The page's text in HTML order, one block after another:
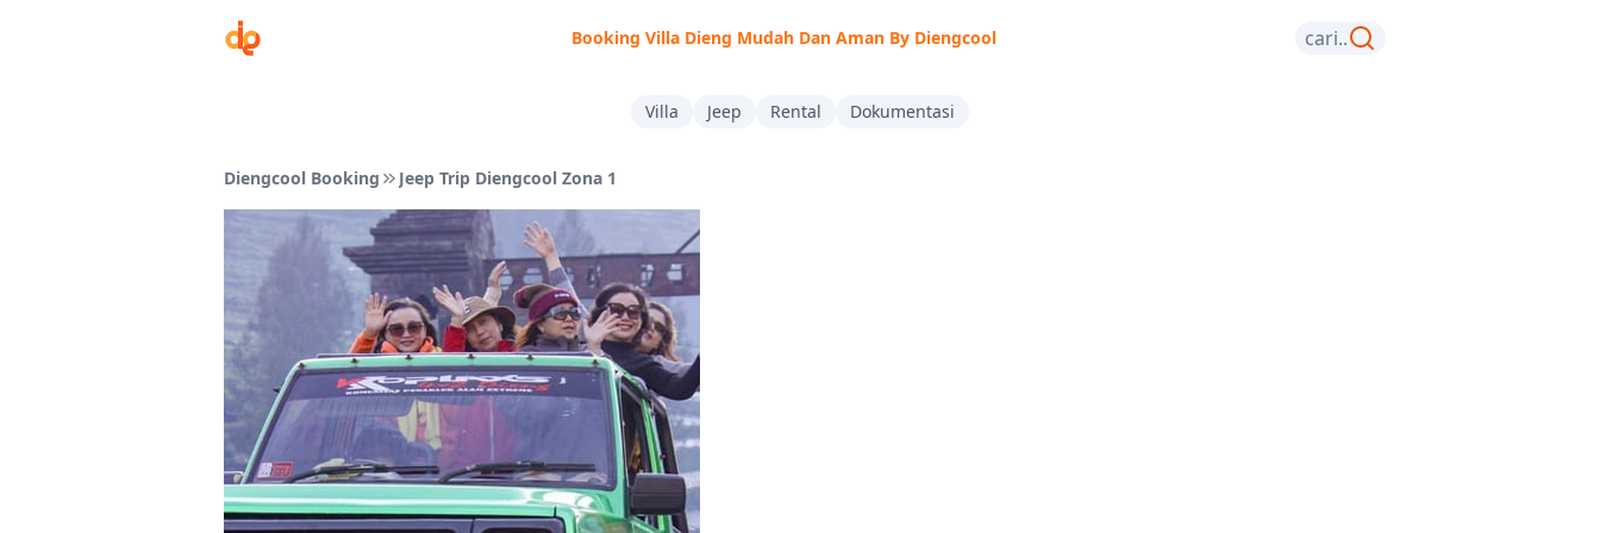
Booking Villa Dieng Mudah Dan Aman By Diengcool cari..
Villa Jeep Rental Dokumentasi
Diengcool Booking Jeep Trip Diengcool Zona 1